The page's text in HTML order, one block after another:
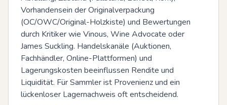
Vorhandensein der Originalverpackung
(OC/OWC/Original-Holzkiste) und Bewertungen
durch Kritiker wie Vinous, Wine Advocate oder
James Suckling. Handelskanäle (Auktionen,
Fachhändler, Online-Plattformen) und
Lagerungskosten beeinflussen Rendite und
Liquidität. Für Sammler ist Provenienz und ein
lückenloser Lagernachweis oft entscheidend.